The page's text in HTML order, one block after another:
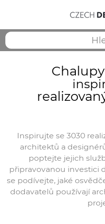
Inspirujte se 3030
architektů a
poptejte jejich
připravovanou investici
se podívejte, jaké
dodavatelů používají